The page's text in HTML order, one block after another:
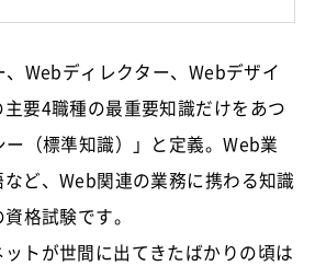
Webディレクター、Webデザイ
要4職種の最重要知識だけをあつ
（標準知識）」と定義。Web業
ど、Web関連の業務に携わる知識
格試験です。
トが世間に出てきたばかりの頃は